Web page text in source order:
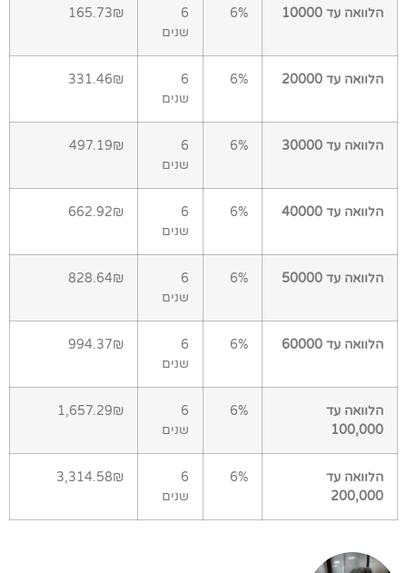
הלוואה עד 10000 6%
6
שנים
165.73₪
הלוואה עד 20000 6%
6
שנים
331.46₪
הלוואה עד 30000 6%
6
שנים
497.19₪
הלוואה עד 40000 6%
6
שנים
662.92₪
הלוואה עד 50000 6%
6
שנים
828.64₪
הלוואה עד 60000 6%
6
שנים
994.37₪
הלוואה עד
100,000
6%
6
שנים
1,657.29₪
הלוואה עד
200,000
6%
6
שנים
3,314.58₪